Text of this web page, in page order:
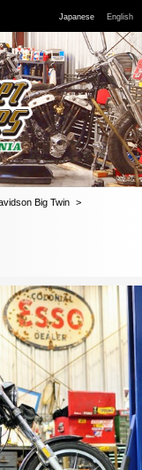
Japanese English
Big Twin >